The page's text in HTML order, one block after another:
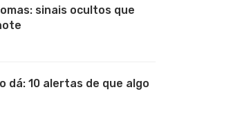
sinais ocultos que
dá: 10 alertas de que algo